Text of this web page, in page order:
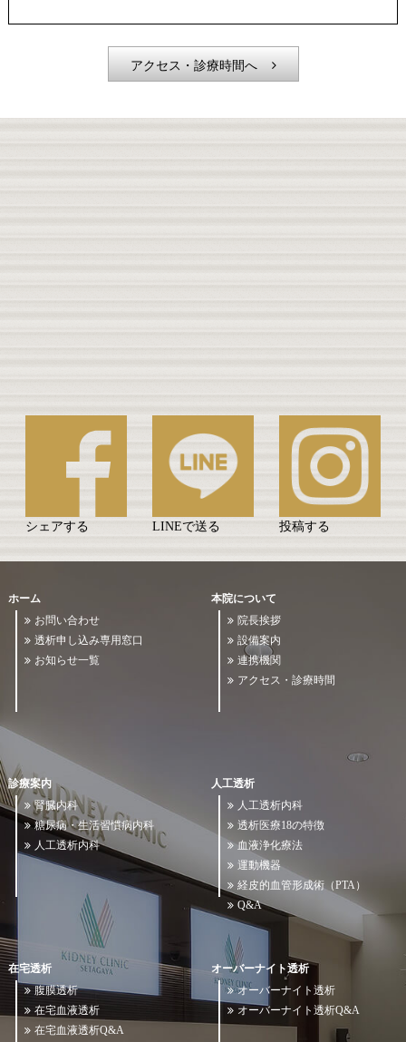
アクセス・診療時間へ
シェアする LINEで送る 投稿する
ホーム
お問い合わせ
透析申し込み専用窓口
お知らせ一覧
本院について
院長挨拶
設備案内
連携機関
アクセス・診療時間
診療案内
腎臓内科
糖尿病・生活習慣病内科
人工透析内科
人工透析
人工透析内科
透析医療18の特徴
血液浄化療法
運動機器
経皮的血管形成術（PTA）
Q&A
在宅透析
腹膜透析
在宅血液透析
在宅血液透析Q&A
オーバーナイト透析
オーバーナイト透析
オーバーナイト透析Q&A